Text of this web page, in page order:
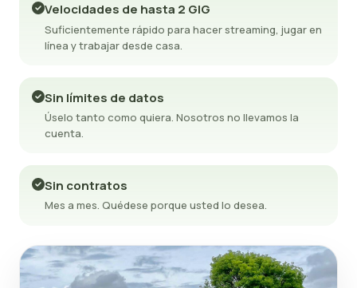
Velocidades de hasta 2 GIG
Suficientemente rápido para hacer streaming, jugar en
línea y trabajar desde casa.
Sin límites de datos
Úselo tanto como quiera. Nosotros no llevamos la
cuenta.
Sin contratos
Mes a mes. Quédese porque usted lo desea.